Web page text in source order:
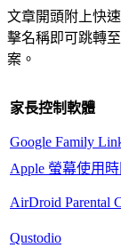
文章開頭附上快
擊名稱即可跳轉
案。
家長控制軟體
Google Family
Apple 螢幕使用時
AirDroid Parental
Qustodio